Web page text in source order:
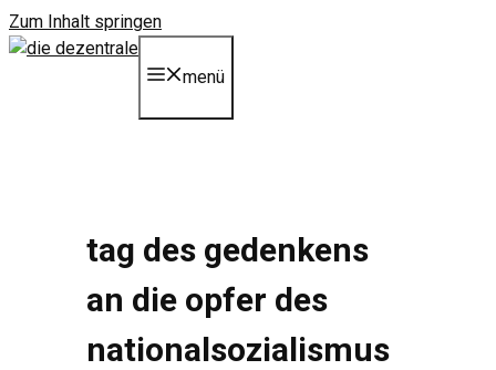
Zum Inhalt springen
menü
tag des gedenkens
an die opfer des
nationalsozialismus